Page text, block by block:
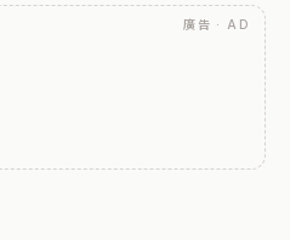
廣告 · AD